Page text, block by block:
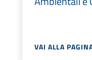
VAI ALLA